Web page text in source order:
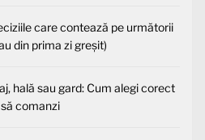
care contează pe următorii
din prima zi greșit)
hală sau gard: Cum alegi corect
comanzi